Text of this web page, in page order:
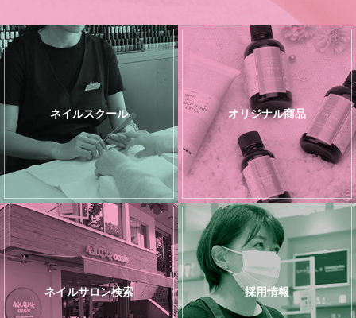
ネイルスクール オリジナル商品
ネイルサロン検索 採用情報